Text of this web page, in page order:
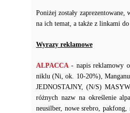
Poniżej zostały
na ich temat, a także z linkami
Wyrazy reklamowe
ALPACCA - napis reklamowy
niklu (Ni, ok. 10-20%),
JEDNOSTAJNY, (N/S)
różnych nazw na określenie
neusilber, nowe srebro,